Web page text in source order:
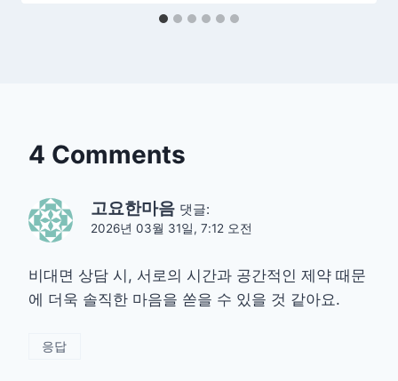
4 Comments
고요한마음 댓글:
2026년 03월 31일, 7:12 오전
비대면 상담 시, 서로의 시간과 공간적인 제약 때문
에 더욱 솔직한 마음을 쏟을 수 있을 것 같아요.
응답